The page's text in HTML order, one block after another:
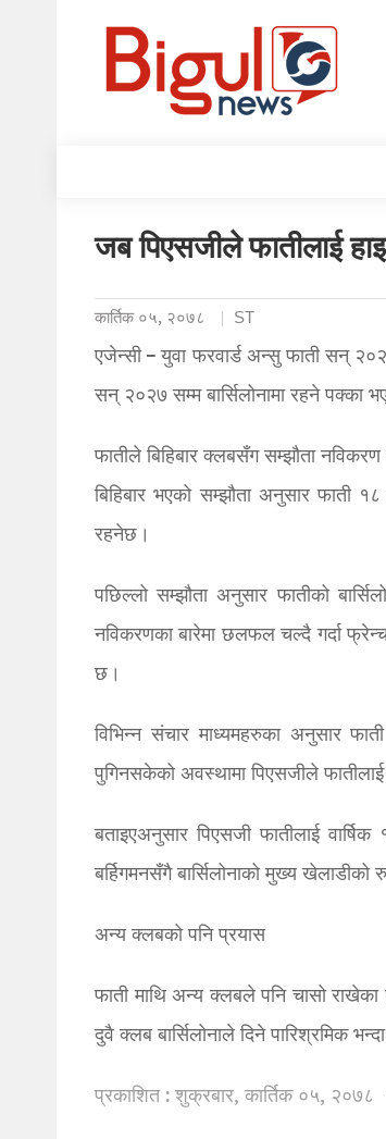
जब पिएसजीले फातीलाई
कार्तिक ०५, २०७८ ST
एजेन्सी – युवा फरवार्ड अन्सु फाती सन्
सन् २०२७ सम्म बार्सिलोनामा रहने पक्का
फातीले बिहिबार क्लबसँग सम्झौता नविकरण
बिहिबार भएको सम्झौता अनुसार फाती
रहनेछ।
पछिल्लो सम्झौता अनुसार फातीको
नविकरणका बारेमा छलफल चल्दै गर्दा
छ।
विभिन्न संचार माध्यमहरुका अनुसार
पुगिनसकेको अवस्थामा पिएसजीले
बताइएअनुसार पिएसजी फातीलाई
बर्हिगमनसँगै बार्सिलोनाको मुख्य
अन्य क्लबको पनि प्रयास
फाती माथि अन्य क्लबले पनि चासो
दुवै क्लब बार्सिलोनाले दिने पारिश्रमिक
प्रकाशित : शुक्रबार, कार्तिक ०५, २०७८